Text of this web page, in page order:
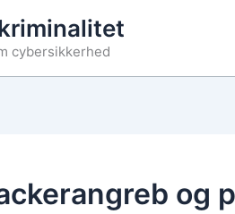
cybersikkerhed
og